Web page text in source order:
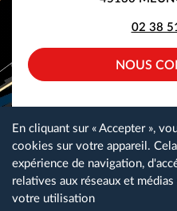
02 38
NOUS
Plan du site Gestion
Espace téléchargement
En cliquant sur « Accepter »,
cookies sur votre appareil.
expérience de navigation,
relatives aux réseaux et
votre utilisation